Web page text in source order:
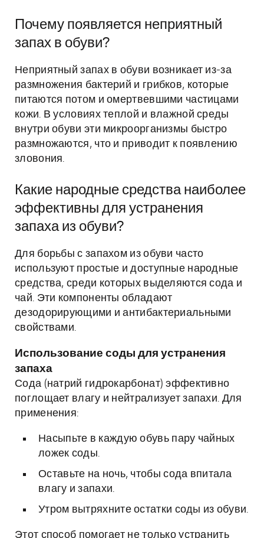
Почему появляется неприятный
запах в обуви?
Неприятный запах в обуви возникает из-за
размножения бактерий и грибков, которые
питаются потом и омертвевшими частицами
кожи. В условиях теплой и влажной среды
внутри обуви эти микроорганизмы быстро
размножаются, что и приводит к появлению
зловония.
Какие народные средства наиболее
эффективны для устранения
запаха из обуви?
Для борьбы с запахом из обуви часто
используют простые и доступные народные
средства, среди которых выделяются сода и
чай. Эти компоненты обладают
дезодорирующими и антибактериальными
свойствами.
Использование соды для устранения
запаха
Сода (натрий гидрокарбонат) эффективно
поглощает влагу и нейтрализует запахи. Для
применения:
Насыпьте в каждую обувь пару чайных
ложек соды.
Оставьте на ночь, чтобы сода впитала
влагу и запахи.
Утром вытряхните остатки соды из обуви.
Этот способ помогает не только устранить